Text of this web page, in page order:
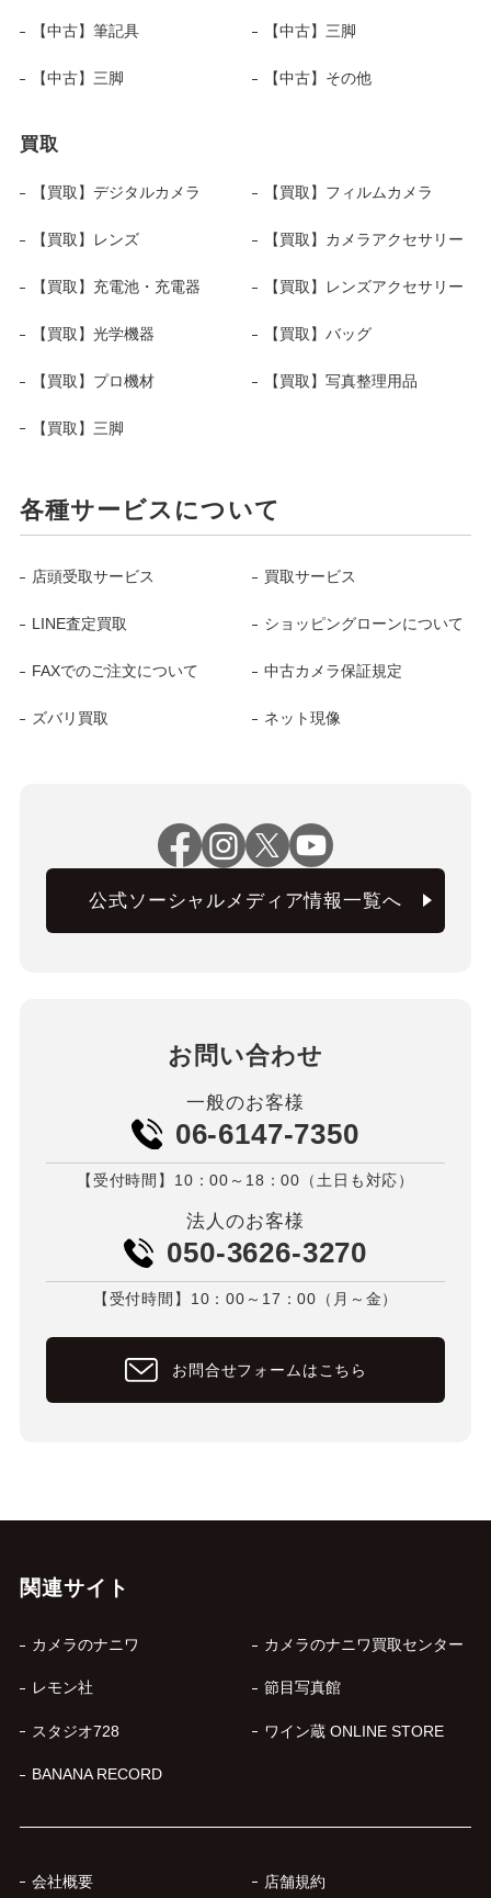
【中古】筆記具 【中古】三脚
【中古】三脚 【中古】その他
買取
【買取】デジタルカメラ 【買取】フィルムカメラ
【買取】レンズ 【買取】カメラアクセサリー
【買取】充電池・充電器 【買取】レンズアクセサリー
【買取】光学機器 【買取】バッグ
【買取】プロ機材 【買取】写真整理用品
【買取】三脚
各種サービスについて
店頭受取サービス 買取サービス
LINE査定買取 ショッピングローンについて
FAXでのご注文について 中古カメラ保証規定
ズバリ買取 ネット現像
公式ソーシャルメディア情報一覧へ
お問い合わせ
一般のお客様
06-6147-7350
【受付時間】10：00～18：00（土日も対応）
法人のお客様
050-3626-3270
【受付時間】10：00～17：00（月～金）
お問合せフォームはこちら
関連サイト
カメラのナニワ カメラのナニワ買取センター
レモン社 節目写真館
スタジオ728 ワイン蔵 ONLINE STORE
BANANA RECORD
会社概要 店舗規約